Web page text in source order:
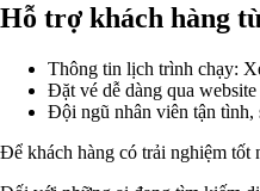
Hỗ trợ khách hàng
Thông tin lịch trình chạy:
Đặt vé dễ dàng qua
Đội ngũ nhân viên tận tình,
Để khách hàng có trải nghiệm tốt